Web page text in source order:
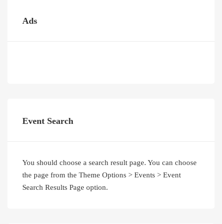
Ads
Event Search
You should choose a search result page. You can choose
the page from the Theme Options > Events > Event
Search Results Page option.